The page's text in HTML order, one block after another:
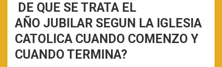
DE QUE SE TRATA EL
AÑO JUBILAR SEGUN LA IGLESIA
CATOLICA CUANDO COMENZO Y
CUANDO TERMINA?